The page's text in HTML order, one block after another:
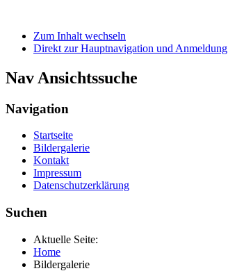
Zum Inhalt wechseln
Direkt zur Hauptnavigation und Anmeldung
Nav Ansichtssuche
Navigation
Startseite
Bildergalerie
Kontakt
Impressum
Datenschutzerklärung
Suchen
Aktuelle Seite:
Home
Bildergalerie